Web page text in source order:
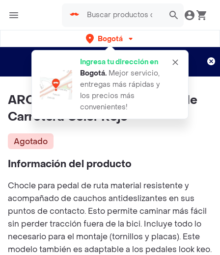
Bogotá
Ingresa tu dirección en
Bogotá. Mejor servicio,
entregas más rápidas y
los precios más
convenientes!
envíos gratis por semanas
Aplican TyC
ARC R2 - Calas para Bicicleta de
Carretera Color Rojo
Agotado
Información del producto
Chocle para pedal de ruta material resistente y
acompañado de cauchos antideslizantes en sus
puntos de contacto. Esto permite caminar más fácil
sin perder tracción fuera de la bici. Incluye todo lo
necesario para el montaje (tornillos y placas). Este
modelo también es adaptable a los pedales look keo.